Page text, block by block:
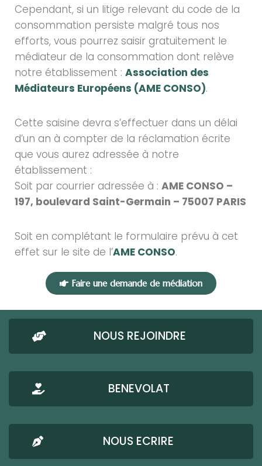
Cependant, si un litige relevant du code de la
consommation persiste malgré tous nos
efforts, vous pourrez saisir gratuitement le
médiateur de la consommation dont relève
notre établissement : Association des
Médiateurs Européens (AME CONSO).
Cette saisine devra s’effectuer dans un délai
d’un an à compter de la réclamation écrite
que vous aurez adressée à notre
établissement :
Soit par courrier adressée à : AME CONSO –
197, boulevard Saint-Germain – 75007 PARIS
Soit en complétant le formulaire prévu à cet
effet sur le site de l’AME CONSO.
Faire une demande de médiation
NOUS REJOINDRE
BENEVOLAT
NOUS ECRIRE